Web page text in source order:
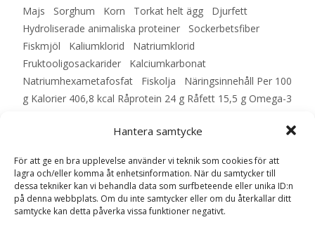
Hantera samtycke
För att ge en bra upplevelse använder vi teknik som cookies för att
lagra och/eller komma åt enhetsinformation. När du samtycker till
dessa tekniker kan vi behandla data som surfbeteende eller unika ID:n
på denna webbplats. Om du inte samtycker eller om du återkallar ditt
samtycke kan detta påverka vissa funktioner negativt.
Majs Sorghum Korn Torkat helt ägg Djurfett
Hydroliserade animaliska proteiner Sockerbetsfiber
Fiskmjöl Kaliumklorid Natriumklorid
Fruktooligosackarider Kalciumkarbonat
Natriumhexametafosfat Fiskolja Näringsinnehåll Per 100
g Kalorier 406,8 kcal Råprotein 24 g Råfett 15,5 g Omega-3
Kalcium 1,1 g Fosfor 0,85 g Vitamin A 4177,8 IU Vitamin D
Kopparsulfatpentahydrat 4,3 mg Järnsulfatmonohydrat
57,5 mg Vikt Mängd 8 – 10 kg 110 – 130 g 10 – 15 kg 130 –
170 g 15 – 20 kg 170 – 205 g 20 – 25 kg 205 – 235 g 25 –
30 kg 235 – 265 g – EAN: 8710255121246